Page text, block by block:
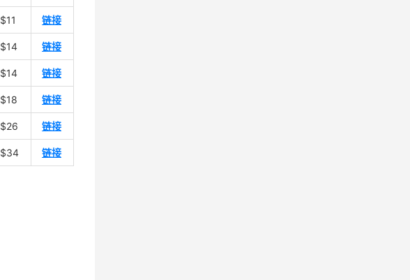
$11 链接
$14 链接
$14 链接
$18 链接
$26 链接
$34 链接